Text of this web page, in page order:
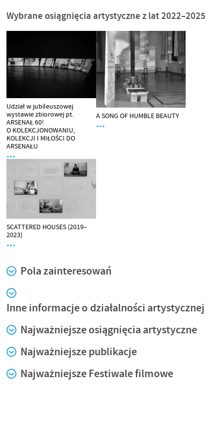
Wybrane osiągnięcia artystyczne z lat 2022–2025
Udział w jubileuszowej
wystawie zbiorowej pt.
ARSENAŁ 60!
O KOLEKCJONOWANIU,
KOLEKCJI I MIŁOŚCI DO
ARSENAŁU
…
A SONG OF HUMBLE BEAUTY
…
SCATTERED HOUSES (2019–
2023)
…
Pola zainteresowań
Inne informacje o działalności artystycznej
Najważniejsze osiągnięcia artystyczne
Najważniejsze publikacje
Najważniejsze Festiwale filmowe